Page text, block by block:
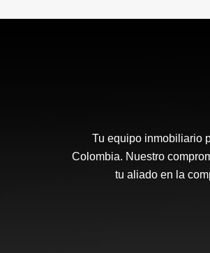
Tu equipo inmobiliario
Colombia. Nuestro
tu aliado en la